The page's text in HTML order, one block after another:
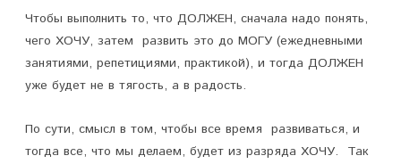
Чтобы выполнить то, что ДОЛЖЕН, сначала надо понять,
чего ХОЧУ, затем развить это до МОГУ (ежедневными
занятиями, репетициями, практикой), и тогда ДОЛЖЕН
уже будет не в тягость, а в радость.
По сути, смысл в том, чтобы все время развиваться, и
тогда все, что мы делаем, будет из разряда ХОЧУ. Так